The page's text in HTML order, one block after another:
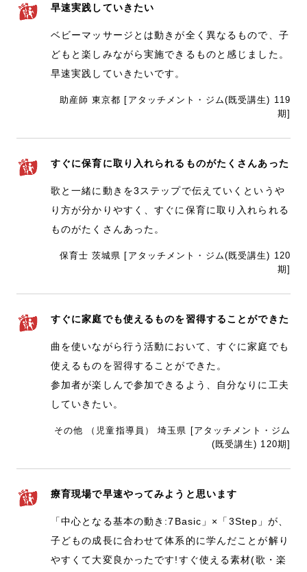
早速実践していきたい
ベビーマッサージとは動きが全く異なるもので、子
どもと楽しみながら実施できるものと感じました。
早速実践していきたいです。
助産師 東京都 [アタッチメント・ジム(既受講生) 119
期]
すぐに保育に取り入れられるものがたくさんあった
歌と一緒に動きを3ステップで伝えていくというや
り方が分かりやすく、すぐに保育に取り入れられる
ものがたくさんあった。
保育士 茨城県 [アタッチメント・ジム(既受講生) 120
期]
すぐに家庭でも使えるものを習得することができた
曲を使いながら行う活動において、すぐに家庭でも
使えるものを習得することができた。
参加者が楽しんで参加できるよう、自分なりに工夫
していきたい。
その他 （児童指導員） 埼玉県 [アタッチメント・ジム
(既受講生) 120期]
療育現場で早速やってみようと思います
「中心となる基本の動き:7Basic」×「3Step」が、
子どもの成長に合わせて体系的に学んだことが解り
やすくて大変良かったです!すぐ使える素材(歌・楽